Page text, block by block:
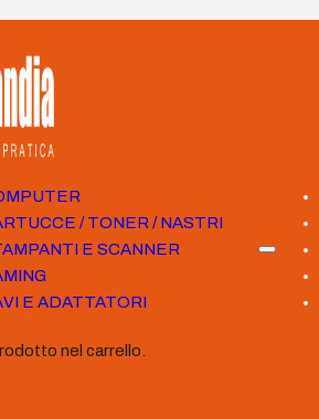
/ TONER / NASTRI
E SCANNER
E ADATTATORI
nel carrello.